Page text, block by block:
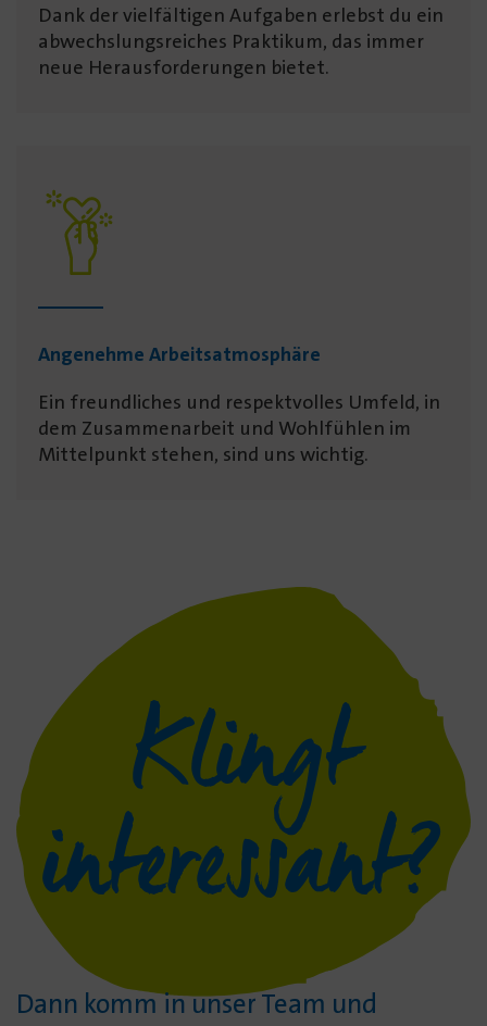
Dank der vielfältigen Aufgaben erlebst du ein
abwechs­lungs­reiches Praktikum, das immer
neue Heraus­forderungen bietet.
Angenehme Arbeits­atmosphäre
Ein freundliches und respektvolles Umfeld, in
dem Zusammenarbeit und Wohlfühlen im
Mittelpunkt stehen, sind uns wichtig.
Klingt
interessant?
Dann komm in unser Team und